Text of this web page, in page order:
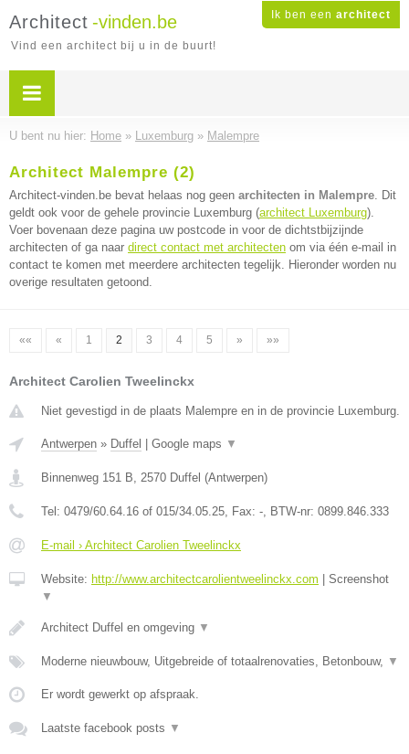
Ik ben een architect
Architect -vinden.be
Vind een architect bij u in de buurt!
U bent nu hier: Home » Luxemburg » Malempre
Architect Malempre (2)
Architect-vinden.be bevat helaas nog geen architecten in Malempre. Dit
geldt ook voor de gehele provincie Luxemburg (architect Luxemburg).
Voer bovenaan deze pagina uw postcode in voor de dichtstbijzijnde
architecten of ga naar direct contact met architecten om via één e-mail in
contact te komen met meerdere architecten tegelijk. Hieronder worden nu
overige resultaten getoond.
«« « 1 2 3 4 5 » »»
Architect Carolien Tweelinckx
Niet gevestigd in de plaats Malempre en in de provincie Luxemburg.
Antwerpen » Duffel Google maps ▼
Binnenweg 151 B, 2570 Duffel (Antwerpen)
Tel: 0479/60.64.16 of 015/34.05.25, Fax: -, BTW-nr: 0899.846.333
E-mail › Architect Carolien Tweelinckx
Website: http://www.architectcarolientweelinckx.com
Screenshot
▼
Architect Duffel en omgeving ▼
Moderne nieuwbouw, Uitgebreide of totaalrenovaties, Betonbouw, ▼
Er wordt gewerkt op afspraak.
Laatste facebook posts ▼